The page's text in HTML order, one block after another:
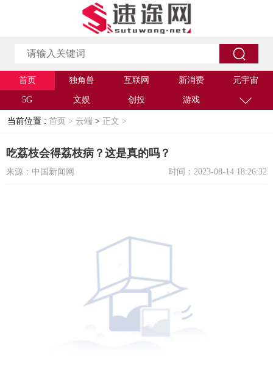
首页 独角兽 互联网 新消费 元宇宙
5G 文娱 创投 游戏
当前位置 : 首页 > 云端 > 正文 >
吃荔枝会得荔枝病？这是真的吗？
来源：中国新闻网 时间：2023-08-14 18:26:32